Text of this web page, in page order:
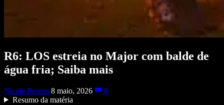
R6: LOS estreia no Major com balde de
água fria; Saiba mais
Nicole Pereira 8 maio, 2026
0
Resumo da matéria